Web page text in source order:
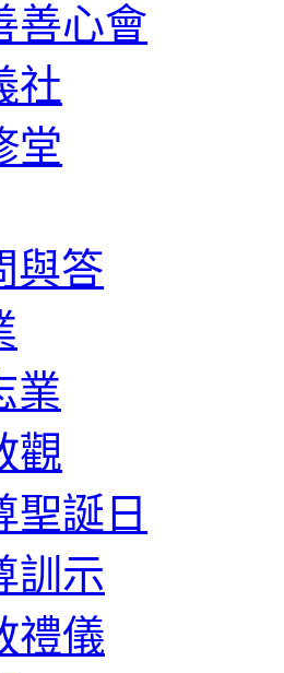
善心會
社
堂
與答
業
觀
聖誕日
訓示
禮儀